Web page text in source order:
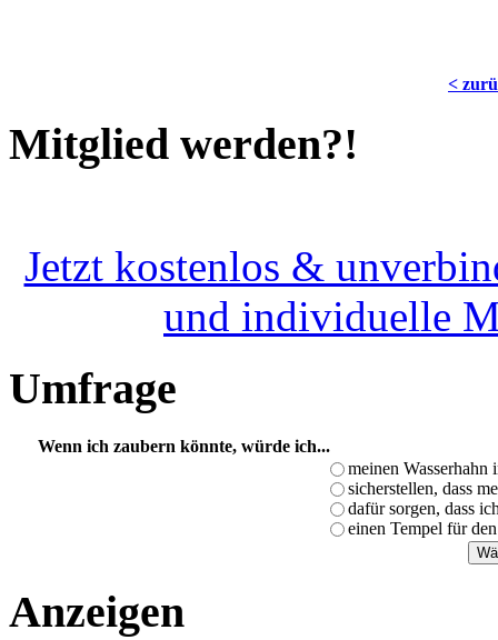
<
Mitglied werden?!
Jetzt kostenlos &
und individuelle
Umfrage
Wenn ich zaubern könnte, würde ich...
meinen
sicherstellen, dass
dafür sorgen, dass
einen Tempel für
Anzeigen